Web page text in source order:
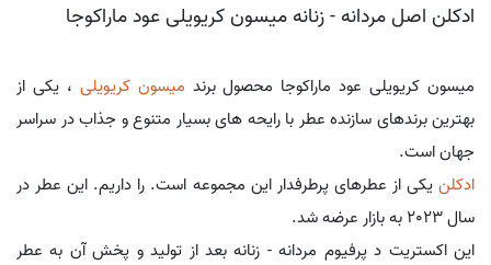
ادکلن اصل مردانه - زنانه میسون کریویلی عود ماراکوجا
میسون کریویلی عود ماراکوجا محصول برند میسون کریویلی ، یکی از
بهترین برندهای سازنده عطر با رایحه های بسیار متنوع و جذاب در سراسر
جهان است.
ادکلن یکی از عطرهای پرطرفدار این مجموعه است. را داریم. این عطر در
سال 2023 به بازار عرضه شد.
این اکستریت د پرفیوم مردانه - زنانه بعد از تولید و پخش آن به عطر